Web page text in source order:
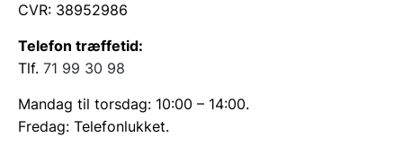
CVR: 38952986
Telefon træffetid:
Tlf. 71 99 30 98
Mandag til torsdag: 10:00 – 14:00.
Fredag: Telefonlukket.